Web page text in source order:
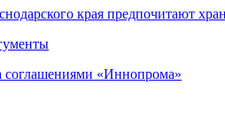
края предпочитают
соглашениями «Иннопрома»